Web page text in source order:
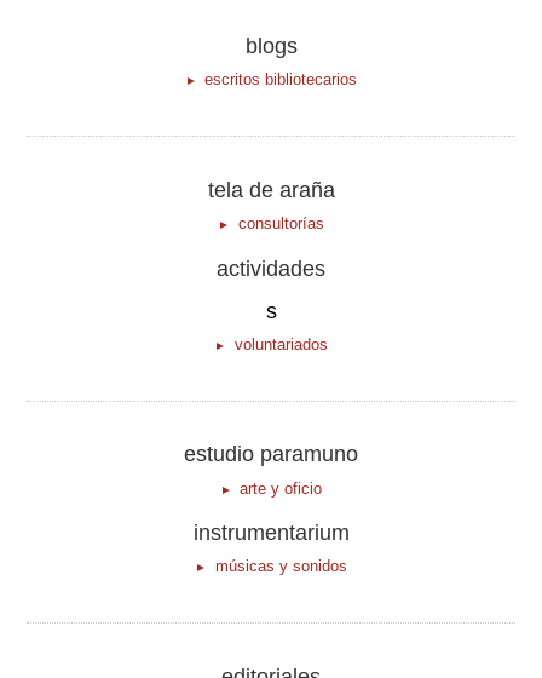
blogs
escritos bibliotecarios
tela de araña
consultorías
actividades
s
voluntariados
estudio paramuno
arte y oficio
instrumentarium
músicas y sonidos